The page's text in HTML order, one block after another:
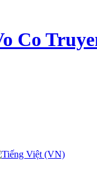
Co